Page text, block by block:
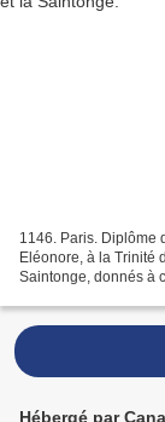
1146. Paris. Diplôme
Eléonore, à la Trinité
Saintonge, donnés à
Hébergé par